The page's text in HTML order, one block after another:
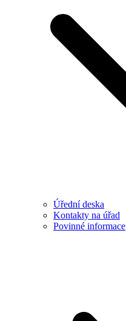
Úřední deska
Kontakty na úřad
Povinné informace